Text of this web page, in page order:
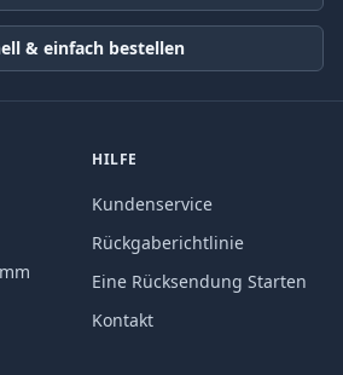
& einfach bestellen
HILFE
Kundenservice
Rückgaberichtlinie
Eine Rücksendung Starten
Kontakt